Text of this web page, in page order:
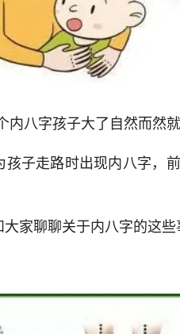
内八字孩子大了自然而然
孩子走路时出现内八字，
家聊聊关于内八字的这些